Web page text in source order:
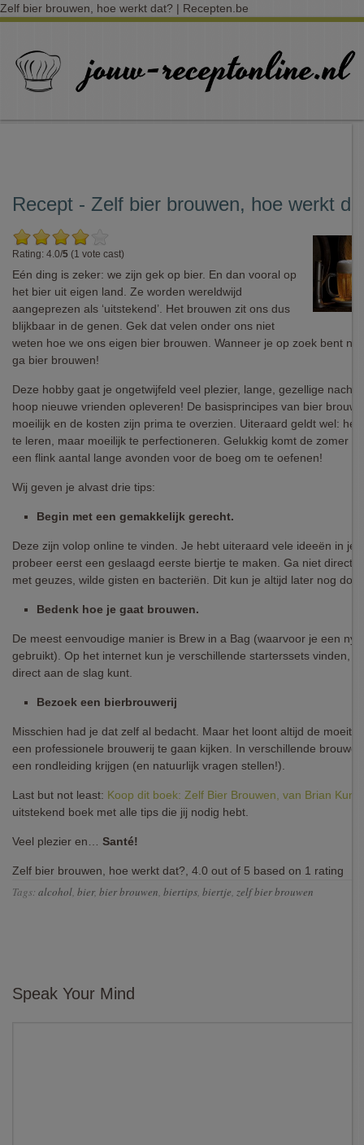
Zelf bier brouwen, hoe werkt dat? | Recepten.be
Recept - Zelf bier brouwen, hoe werkt
Rating: 4.0/5 (1 vote cast)
Eén ding is zeker: we zijn gek op bier. En dan vooral op
het bier uit eigen land. Ze worden wereldwijd
aangeprezen als ‘uitstekend’. Het brouwen zit ons dus
blijkbaar in de genen. Gek dat velen onder ons niet
weten hoe we ons eigen bier brouwen. Wanneer je op zoek bent
ga bier brouwen!
Deze hobby gaat je ongetwijfeld veel plezier, lange, gezellige
hoop nieuwe vrienden opleveren! De basisprincipes van bier
moeilijk en de kosten zijn prima te overzien. Uiteraard geldt wel: het
te leren, maar moeilijk te perfectioneren. Gelukkig komt de zomer
een flink aantal lange avonden voor de boeg om te oefenen!
Wij geven je alvast drie tips:
Begin met een gemakkelijk gerecht.
Deze zijn volop online te vinden. Je hebt uiteraard vele ideeën in je
probeer eerst een geslaagd eerste biertje te maken. Ga niet direct
met geuzes, wilde gisten en bacteriën. Dit kun je altijd later nog
Bedenk hoe je gaat brouwen.
De meest eenvoudige manier is Brew in a Bag (waarvoor je een
gebruikt). Op het internet kun je verschillende starterssets vinden,
direct aan de slag kunt.
Bezoek een bierbrouwerij
Misschien had je dat zelf al bedacht. Maar het loont altijd de moeite
een professionele brouwerij te gaan kijken. In verschillende
een rondleiding krijgen (en natuurlijk vragen stellen!).
Last but not least: Koop dit boek: Zelf Bier Brouwen, van Brian
uitstekend boek met alle tips die jij nodig hebt.
Veel plezier en… Santé!
Zelf bier brouwen, hoe werkt dat? 4.0 out of 5 based on 1 rating
Tags: alcohol, bier, bier brouwen, biertips, biertje, zelf bier brouwen
Speak Your Mind